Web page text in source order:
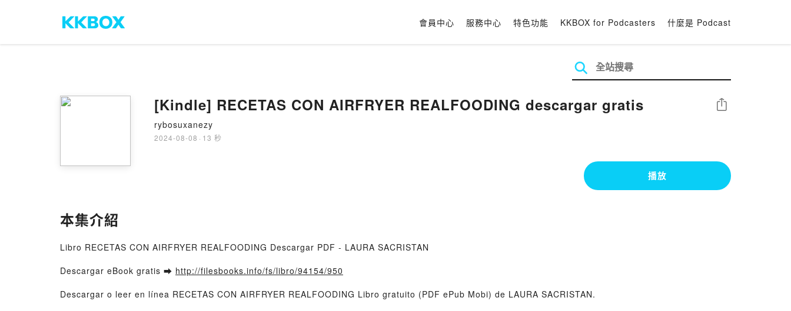
會員中心 服務中心 特色功能 KKBOX for Podcasters 什麼是 Podcast
[Kindle] RECETAS CON AIRFRYER REALFOODING descargar gratis
rybosuxanezy
2024-08-08 · 13 秒
分享
播放
本集介紹
Libro RECETAS CON AIRFRYER REALFOODING Descargar PDF - LAURA SACRISTAN
Descargar eBook gratis ➡ http://filesbooks.info/fs/libro/94154/950
Descargar o leer en línea RECETAS CON AIRFRYER REALFOODING Libro gratuito (PDF ePub Mobi) de LAURA SACRISTAN.